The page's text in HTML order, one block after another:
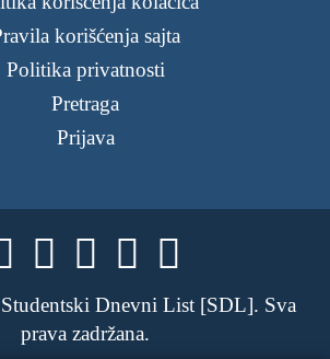
korišćenja sajta
Politika privatnosti
Pretraga
Prijava
   
Dnevni List [SDL]. Sva
prava zadržana.